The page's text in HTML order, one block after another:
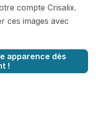
compte Crisalix.
ces images avec
apparence dès
!